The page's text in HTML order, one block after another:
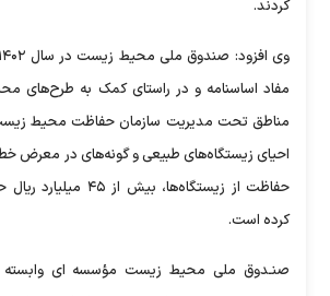
کردند.
مفاد اساسنامه و در راستای کمک به طرح‌های
مناطق تحت مدیریت سازمان حفاظت محیط
احیای زیستگاه‌های طبیعی و گونه‌های در معرض
حفاظت از زیستگاه‌ها، بیش
کرده است.
صنـدوق ملی محیط زیست مؤسسه ای وابسته